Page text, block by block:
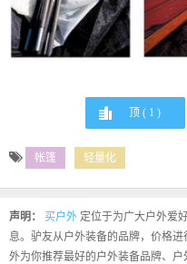
顶 ( 1 )
帐篷 轻量化
声明： 买户外 定位于为广大户外爱
息。驴友从户外装备的品牌，价格
外为你推荐最好的户外装备品牌、